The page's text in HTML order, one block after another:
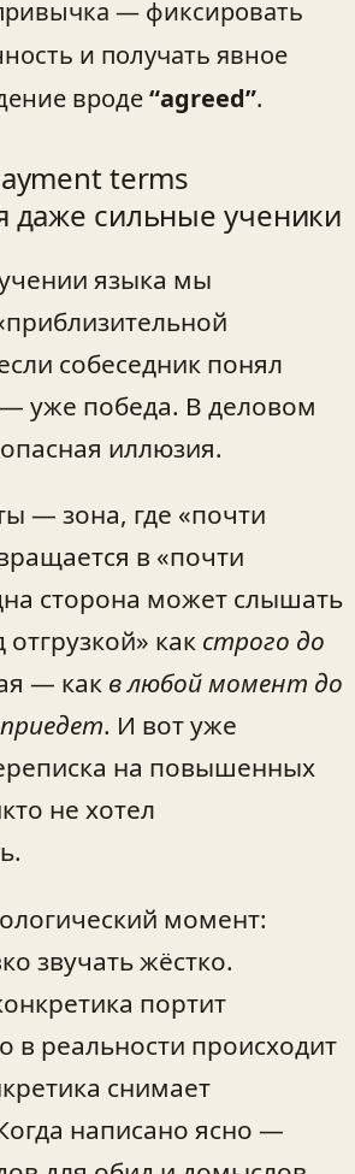
— фиксировать
и получать явное
вроде“agreed”.
terms
даже сильные ученики
языка мы
собеседник понял
уже победа. В деловом
иллюзия.
— зона, где «почти
в «почти
сторона может слышать
как строго до
— как в любой момент до
. И вот уже
на повышенных
не хотел
момент:
звучать жёстко.
портит
в реальности происходит
снимает
написано ясно —